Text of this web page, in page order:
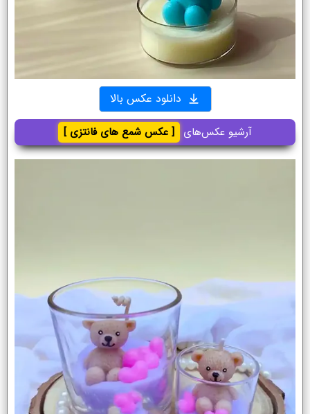
دانلود عکس بالا
آرشیو عکس‌های [ عکس شمع های فانتزی ]